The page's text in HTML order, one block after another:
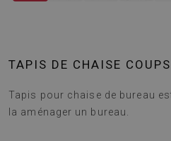
TAPIS DE CHAISE
Tapis pour chaise de bureau
la aménager un bureau.